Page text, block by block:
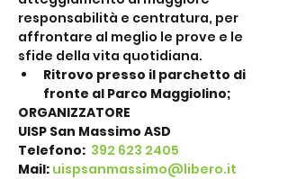
responsabilità e centratura, per
affrontare al meglio le prove e le
sfide della vita quotidiana.
Ritrovo presso il parchetto di
fronte al Parco Maggiolino;
ORGANIZZATORE
UISP San Massimo ASD
Telefono: 392 623 2405
Mail: uispsanmassimo@libero.it